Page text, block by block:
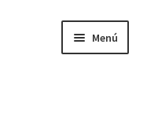
Menú